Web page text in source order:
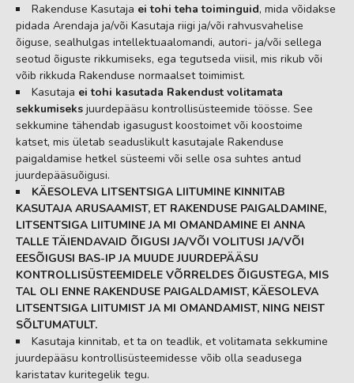
Rakenduse Kasutaja ei tohi teha toiminguid, mida võidakse
pidada Arendaja ja/või Kasutaja riigi ja/või rahvusvahelise
õiguse, sealhulgas intellektuaalomandi, autori- ja/või sellega
seotud õiguste rikkumiseks, ega tegutseda viisil, mis rikub või
võib rikkuda Rakenduse normaalset toimimist.
Kasutaja ei tohi kasutada Rakendust volitamata
sekkumiseks juurdepääsu kontrollisüsteemide töösse. See
sekkumine tähendab igasugust koostoimet või koostoime
katset, mis ületab seaduslikult kasutajale Rakenduse
paigaldamise hetkel süsteemi või selle osa suhtes antud
juurdepääsuõigusi.
KÄESOLEVA LITSENTSIGA LIITUMINE KINNITAB
KASUTAJA ARUSAAMIST, ET RAKENDUSE PAIGALDAMINE,
LITSENTSIGA LIITUMINE JA MI OMANDAMINE EI ANNA
TALLE TÄIENDAVAID ÕIGUSI JA/VÕI VOLITUSI JA/VÕI
EESÕIGUSI BAS-IP JA MUUDE JUURDEPÄÄSU
KONTROLLISÜSTEEMIDELE VÕRRELDES ÕIGUSTEGA, MIS
TAL OLI ENNE RAKENDUSE PAIGALDAMIST, KÄESOLEVA
LITSENTSIGA LIITUMIST JA MI OMANDAMIST, NING NEIST
SÕLTUMATULT.
Kasutaja kinnitab, et ta on teadlik, et volitamata sekkumine
juurdepääsu kontrollisüsteemidesse võib olla seadusega
karistatav kuritegelik tegu.